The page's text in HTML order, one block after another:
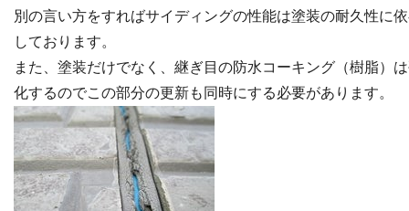
別の言い方をすればサイディングの性能は塗装の耐久性に
しております。
また、塗装だけでなく、継ぎ目の防水コーキング（樹脂）
化するのでこの部分の更新も同時にする必要があります。